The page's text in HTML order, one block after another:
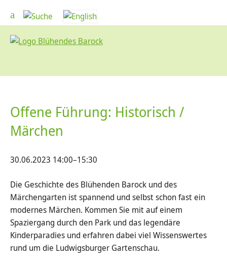
Offene Führung: Historisch /
Märchen
30.06.2023 14:00–15:30
Die Geschichte des Blühenden Barock und des
Märchengarten ist spannend und selbst schon fast ein
modernes Märchen. Kommen Sie mit auf einem
Spaziergang durch den Park und das legendäre
Kinderparadies und erfahren dabei viel Wissenswertes
rund um die Ludwigsburger Gartenschau.